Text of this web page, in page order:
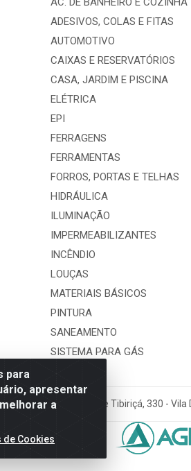
para
apresentar
a
de Cookies
ADESIVOS, COLAS E FITAS
AUTOMOTIVO
CAIXAS E RESERVATÓRIOS
CASA, JARDIM E PISCINA
ELÉTRICA
EPI
FERRAGENS
FERRAMENTAS
FORROS, PORTAS E TELHAS
HIDRÁULICA
ILUMINAÇÃO
IMPERMEABILIZANTES
INCÊNDIO
LOUÇAS
MATERIAIS BÁSICOS
PINTURA
SANEAMENTO
SISTEMA PARA GÁS
LTDA - Rua Alice Tibiriçá, 330 -